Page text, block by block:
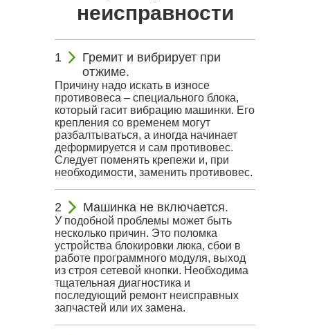
неисправности
Гремит и вибрирует при
отжиме.
Причину надо искать в износе
противовеса – специального блока,
который гасит вибрацию машинки. Его
крепления со временем могут
разбалтываться, а иногда начинает
деформируется и сам противовес.
Следует поменять крепежи и, при
необходимости, заменить противовес.
Машинка не включается.
У подобной проблемы может быть
несколько причин. Это поломка
устройства блокировки люка, сбои в
работе программного модуля, выход
из строя сетевой кнопки. Необходима
тщательная диагностика и
последующий ремонт неисправных
запчастей или их замена.